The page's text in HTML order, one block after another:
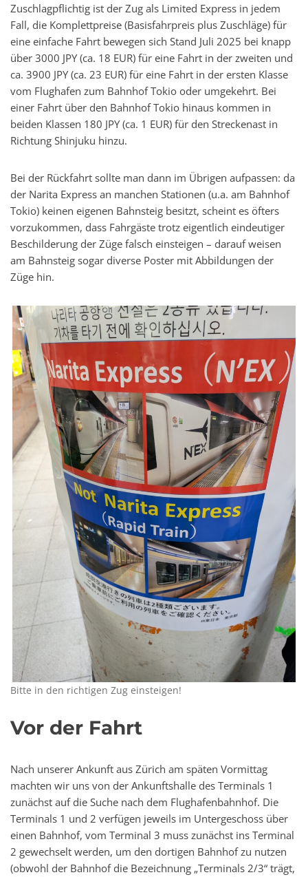
Zuschlagpflichtig ist der Zug als Limited Express in jedem
Fall, die Komplettpreise (Basisfahrpreis plus Zuschläge) für
eine einfache Fahrt bewegen sich Stand Juli 2025 bei knapp
über 3000 JPY (ca. 18 EUR) für eine Fahrt in der zweiten und
ca. 3900 JPY (ca. 23 EUR) für eine Fahrt in der ersten Klasse
vom Flughafen zum Bahnhof Tokio oder umgekehrt. Bei
einer Fahrt über den Bahnhof Tokio hinaus kommen in
beiden Klassen 180 JPY (ca. 1 EUR) für den Streckenast in
Richtung Shinjuku hinzu.
Bei der Rückfahrt sollte man dann im Übrigen aufpassen: da
der Narita Express an manchen Stationen (u.a. am Bahnhof
Tokio) keinen eigenen Bahnsteig besitzt, scheint es öfters
vorzukommen, dass Fahrgäste trotz eigentlich eindeutiger
Beschilderung der Züge falsch einsteigen – darauf weisen
am Bahnsteig sogar diverse Poster mit Abbildungen der
Züge hin.
Bitte in den richtigen Zug einsteigen!
Vor der Fahrt
Nach unserer Ankunft aus Zürich am späten Vormittag
machten wir uns von der Ankunftshalle des Terminals 1
zunächst auf die Suche nach dem Flughafenbahnhof. Die
Terminals 1 und 2 verfügen jeweils im Untergeschoss über
einen Bahnhof, vom Terminal 3 muss zunächst ins Terminal
2 gewechselt werden, um den dortigen Bahnhof zu nutzen
(obwohl der Bahnhof die Bezeichnung „Terminals 2/3“ trägt,